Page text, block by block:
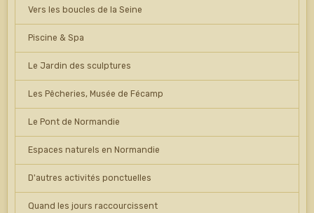
Vers les boucles de la Seine
Piscine & Spa
Le Jardin des sculptures
Les Pêcheries, Musée de Fécamp
Le Pont de Normandie
Espaces naturels en Normandie
D'autres activités ponctuelles
Quand les jours raccourcissent